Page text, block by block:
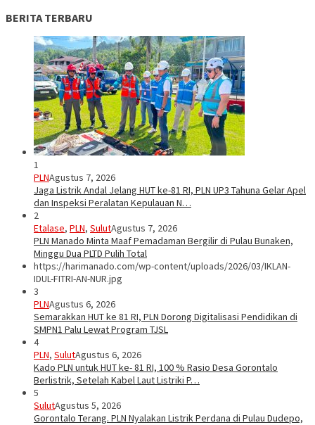
BERITA TERBARU
1
PLNAgustus 7, 2026
Jaga Listrik Andal Jelang HUT ke-81 RI, PLN UP3 Tahuna Gelar Apel
dan Inspeksi Peralatan Kepulauan N…
2
Etalase, PLN, SulutAgustus 7, 2026
PLN Manado Minta Maaf Pemadaman Bergilir di Pulau Bunaken,
Minggu Dua PLTD Pulih Total
https://harimanado.com/wp-content/uploads/2026/03/IKLAN-
IDUL-FITRI-AN-NUR.jpg
3
PLNAgustus 6, 2026
Semarakkan HUT ke 81 RI, PLN Dorong Digitalisasi Pendidikan di
SMPN1 Palu Lewat Program TJSL
4
PLN, SulutAgustus 6, 2026
Kado PLN untuk HUT ke- 81 RI, 100 % Rasio Desa Gorontalo
Berlistrik, Setelah Kabel Laut Listriki P…
5
SulutAgustus 5, 2026
Gorontalo Terang. PLN Nyalakan Listrik Perdana di Pulau Dudepo,